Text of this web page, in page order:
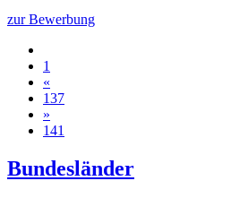
zur Bewerbung
1
«
137
»
141
Bundesländer